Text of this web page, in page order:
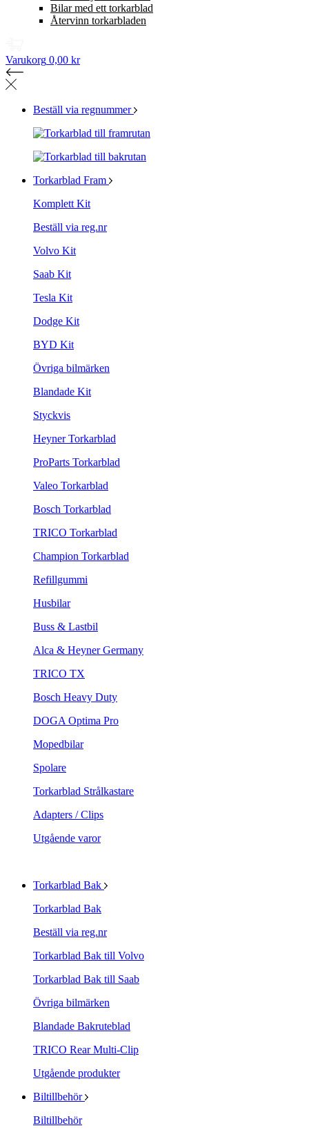
Bilar med ett torkarblad
Återvinn torkarbladen
Varukorg 0,00 kr
Beställ via regnummer
Torkarblad Fram
Komplett Kit
Beställ via reg.nr
Volvo Kit
Saab Kit
Tesla Kit
Dodge Kit
BYD Kit
Övriga bilmärken
Blandade Kit
Styckvis
Heyner Torkarblad
ProParts Torkarblad
Valeo Torkarblad
Bosch Torkarblad
TRICO Torkarblad
Champion Torkarblad
Refillgummi
Husbilar
Buss & Lastbil
Alca & Heyner Germany
TRICO TX
Bosch Heavy Duty
DOGA Optima Pro
Mopedbilar
Spolare
Torkarblad Strålkastare
Adapters / Clips
Utgående varor
Torkarblad Bak
Torkarblad Bak
Beställ via reg.nr
Torkarblad Bak till Volvo
Torkarblad Bak till Saab
Övriga bilmärken
Blandade Bakruteblad
TRICO Rear Multi-Clip
Utgående produkter
Biltillbehör
Biltillbehör